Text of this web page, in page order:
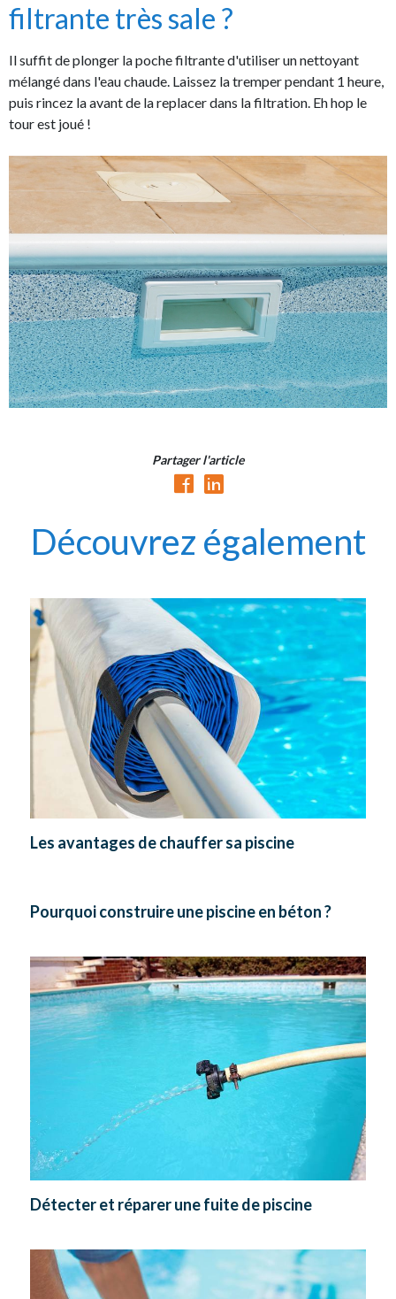
filtrante très sale ?
Il suffit de plonger la poche filtrante d'utiliser un nettoyant
mélangé dans l'eau chaude. Laissez la tremper pendant 1 heure,
puis rincez la avant de la replacer dans la filtration. Eh hop le
tour est joué !
Partager l'article
Découvrez également
Les avantages de chauffer sa piscine
Pourquoi construire une piscine en béton ?
Détecter et réparer une fuite de piscine